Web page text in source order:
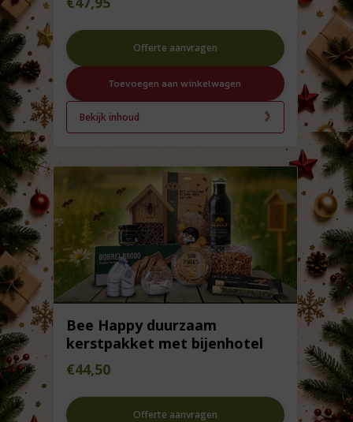
Offerte aanvragen
Toevoegen aan winkelwagen
Bekijk inhoud
Bee Happy duurzaam
kerstpakket met bijenhotel
€44,50
Offerte aanvragen